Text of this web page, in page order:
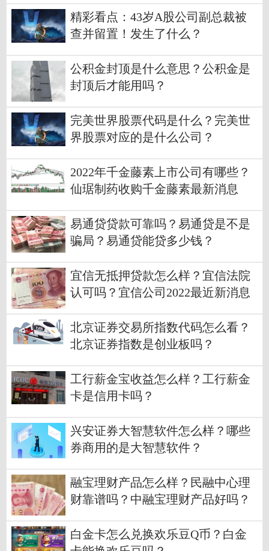
精彩看点：43岁A股公司副总裁被
查并留置！发生了什么？
公积金封顶是什么意思？公积金是
封顶后才能用吗？
完美世界股票代码是什么？完美世
界股票对应的是什么公司？
2022年千金藤素上市公司有哪些？
仙琚制药收购千金藤素最新消息
易通贷贷款可靠吗？易通贷是不是
骗局？易通贷能贷多少钱？
宜信无抵押贷款怎么样？宜信法院
认可吗？宜信公司2022最近新消息
北京证券交易所指数代码怎么看？
北京证券指数是创业板吗？
工行薪金宝收益怎么样？工行薪金
卡是信用卡吗？
兴安证券大智慧软件怎么样？哪些
券商用的是大智慧软件？
融宝理财产品怎么样？民融中心理
财靠谱吗？中融宝理财产品好吗？
白金卡怎么兑换欢乐豆Q币？白金